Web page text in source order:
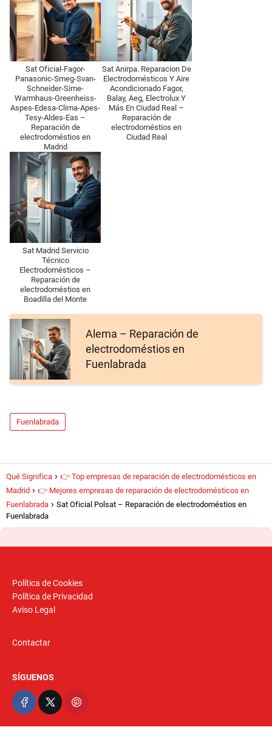
Sat Oficial-Fagor-
Panasonic-Smeg-Svan-
Schneider-Sime-
Warmhaus-Greenheiss-
Aspes-Edesa-Clima-Apes-
Tesy-Aldes-Eas –
Reparación de
electrodoméstios en
Madrid
Sat Anirpa. Reparacion De
Electrodomésticos Y Aire
Acondicionado Fagor,
Balay, Aeg, Electrolux Y
Más En Ciudad Real –
Reparación de
electrodoméstios en
Ciudad Real
Sat Madrid Servicio
Técnico
Electrodomésticos –
Reparación de
electrodoméstios en
Boadilla del Monte
Alema – Reparación de
electrodoméstios en
Fuenlabrada
Fuenlabrada
Qué Significa
👉 Top empresas de reparación de electrodomésticos en
Madrid
👉 Mejores empresas de reparación de electrodomésticos en
Fuenlabrada
Sat Oficial Polsat – Reparación de electrodoméstios en
Fuenlabrada
Política de Cookies
Política de Privacidad
Aviso Legal
Contactar
SÍGUENOS